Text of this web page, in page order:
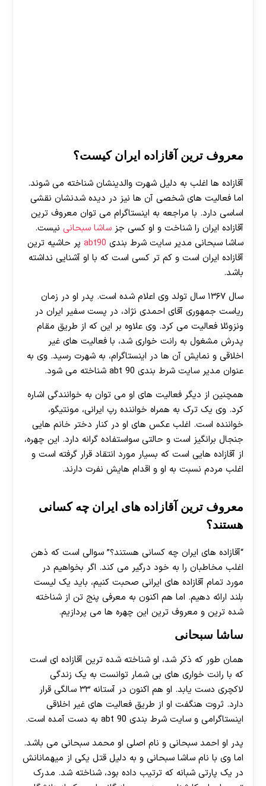
معروف ترین آقازاده ایران کیست؟
آقازاده ها اغلب به دلیل شهرت والدینشان شناخته می شوند.
اما فعالیت های شخصی آن ها نیز در دیده شدنشان نقشی
اساسی دارد. با مراجعه به اینستاگرام می توان معروف ترین
آقازاده ایران را شناخت و او کسی جز ساشا سبحانی نیست.
ساشا سبحانی مدیر سایت شرط بندی abt90 پر حاشیه ترین
آقازاده ایران است و کم تر کسی است که با او آشنایی نداشته
باشد.
سال ۱۳۶۷ سال تولد وی اعلام شده است. پدر او در زمان
ریاست جمهوری آقای احمدی نژاد، در پست سفیر ایران در
ونزوئلا فعالیت می کرد. وی علاوه بر این که از طریق مقام
پدرش مشغول به رانت خواری شد، با فعالیت های غیر
اخلاقی و نمایش آن ها در اینستاگرام، به شهرت رسید. وی به
عنوان مدیر سایت شرط بندی abt 90 شناخته می شود.
همچنین از دیگر فعالیت های او می توان به خوانندگی اشاره
کرد. وی یک ترک به همراه خواننده رپ ایرانی، مونتیگو،
خواننده است. اغلب عکس های او در کنار دختر خانم هایی
جنجال برانگیز است و حالتی سواستفاده گرانه دارد. این چهره،
از آقازاده هایی است که بسیار مورد انتقاد قرار گرفته است و
اغلب مردم نسبت به او و اقدام هایش نفرت دارند.
معروف ترین آقازاده های ایران چه کسانی
هستند؟
“آقازاده های ایران چه کسانی هستند؟” سوالی است که ذهن
اغلب مخاطبان را به خود درگیر می کند. اگر بخواهیم در
مورد تمام آقازاده های ایرانی صحبت کنیم، باید یک لیست
بلند ارائه دهیم. اما هم اکنون به معرفی پنج تن از شناخته
شده ترین و معروف ترین این چهره ها می پردازیم.
ساشا سبحانی
همان طور که ذکر شد، او شناخته شده ترین آقازاده ای است
که با رانت خواری های بی شمار توانست به یک زندگی
لاکچری دست یابد. او هم اکنون در آستانه ۳۳ سالگی قرار
دارد. ثروت هنگفت او از طریق فعالیت های غیر اخلاقی
اینستاگرامی و سایت شرط بندی abt 90 به دست آمده است.
پدر او احمد سبحانی و نام اصلی او محمد سبحانی می باشد.
اما وی با نام ساشا سبحانی و به دلیل قتل یکی از میهمانانش
در یک پارتی شبانه که ترتیب داده بود، شناخته شد. مدرک